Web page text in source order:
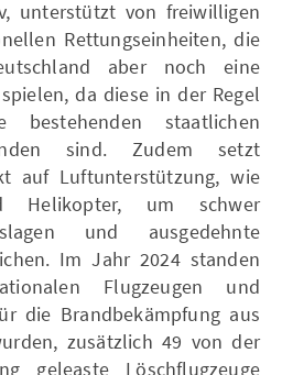
unterstützt von freiwilligen
Rettungseinheiten, die
aber noch eine
da diese in der Regel
staatlichen
sind. Zudem setzt
auf Luftunterstützung, wie
Helikopter, um schwer
und ausgedehnte
Im Jahr 2024 standen
Flugzeugen und
die Brandbekämpfung aus
zusätzlich 49 von der
geleaste Löschflugzeuge